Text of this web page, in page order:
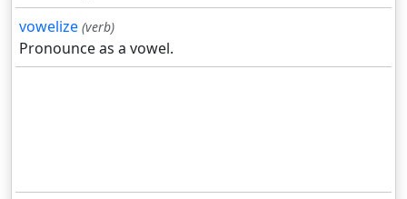
vowelize (verb)
Pronounce as a vowel.